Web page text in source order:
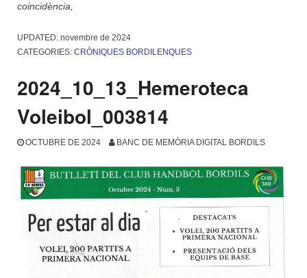
coincidència,
UPDATED: novembre de 2024
CATEGORIES: CRÒNIQUES BORDILENQUES
2024_10_13_Hemeroteca
Voleibol_003814
OCTUBRE DE 2024 BANC DE MEMÒRIA DIGITAL BORDILS